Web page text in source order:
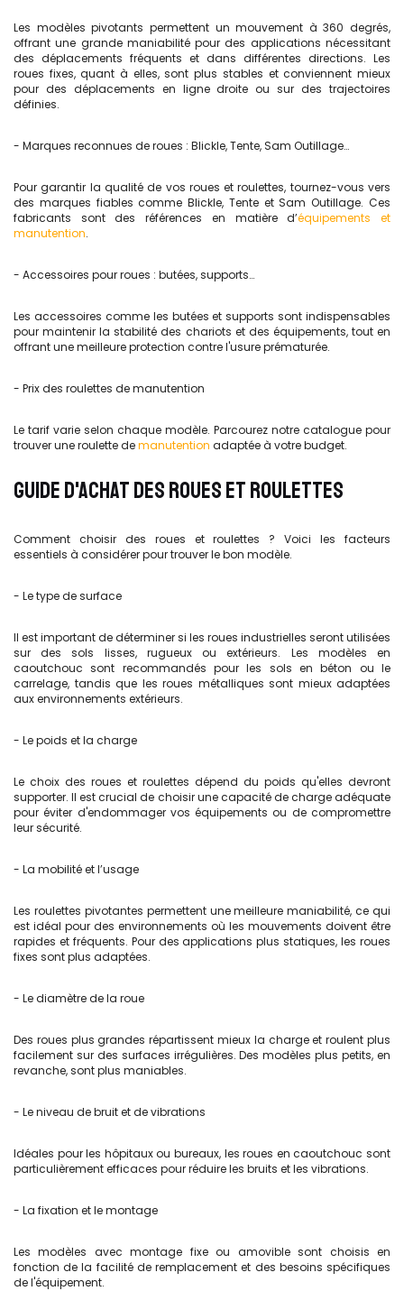
Les modèles pivotants permettent un mouvement à 360 degrés,
offrant une grande maniabilité pour des applications nécessitant
des déplacements fréquents et dans différentes directions. Les
roues fixes, quant à elles, sont plus stables et conviennent mieux
pour des déplacements en ligne droite ou sur des trajectoires
définies.
- Marques reconnues de roues : Blickle, Tente, Sam Outillage…
Pour garantir la qualité de vos roues et roulettes, tournez-vous vers
des marques fiables comme Blickle, Tente et Sam Outillage. Ces
fabricants sont des références en matière d’équipements et
manutention.
- Accessoires pour roues : butées, supports…
Les accessoires comme les butées et supports sont indispensables
pour maintenir la stabilité des chariots et des équipements, tout en
offrant une meilleure protection contre l'usure prématurée.
- Prix des roulettes de manutention
Le tarif varie selon chaque modèle. Parcourez notre catalogue pour
trouver une roulette demanutention adaptée à votre budget.
GUIDE D'ACHAT DES ROUES ET ROULETTES
Comment choisir des roues et roulettes ? Voici les facteurs
essentiels à considérer pour trouver le bon modèle.
- Le type de surface
Il est important de déterminer si les roues industrielles seront utilisées
sur des sols lisses, rugueux ou extérieurs. Les modèles en
caoutchouc sont recommandés pour les sols en béton ou le
carrelage, tandis que les roues métalliques sont mieux adaptées
aux environnements extérieurs.
- Le poids et la charge
Le choix des roues et roulettes dépend du poids qu'elles devront
supporter. Il est crucial de choisir une capacité de charge adéquate
pour éviter d'endommager vos équipements ou de compromettre
leur sécurité.
- La mobilité et l’usage
Les roulettes pivotantes permettent une meilleure maniabilité, ce qui
est idéal pour des environnements où les mouvements doivent être
rapides et fréquents. Pour des applications plus statiques, les roues
fixes sont plus adaptées.
- Le diamètre de la roue
Des roues plus grandes répartissent mieux la charge et roulent plus
facilement sur des surfaces irrégulières. Des modèles plus petits, en
revanche, sont plus maniables.
- Le niveau de bruit et de vibrations
Idéales pour les hôpitaux ou bureaux, les roues en caoutchouc sont
particulièrement efficaces pour réduire les bruits et les vibrations.
- La fixation et le montage
Les modèles avec montage fixe ou amovible sont choisis en
fonction de la facilité de remplacement et des besoins spécifiques
de l'équipement.